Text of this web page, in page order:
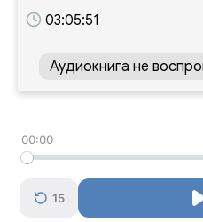
03:05:51
Аудиокнига не
00:00
15